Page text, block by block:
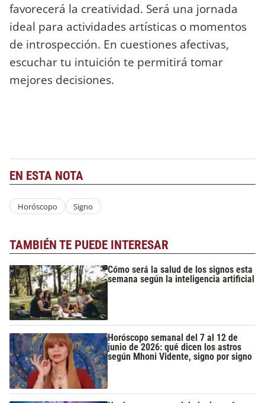
favorecerá la creatividad. Será una jornada
ideal para actividades artísticas o momentos
de introspección. En cuestiones afectivas,
escuchar tu intuición te permitirá tomar
mejores decisiones.
EN ESTA NOTA
Horóscopo Signo
TAMBIÉN TE PUEDE INTERESAR
Cómo será la salud de los signos esta
semana según la inteligencia artificial
Horóscopo semanal del 7 al 12 de
junio de 2026: qué dicen los astros
según Mhoni Vidente, signo por signo